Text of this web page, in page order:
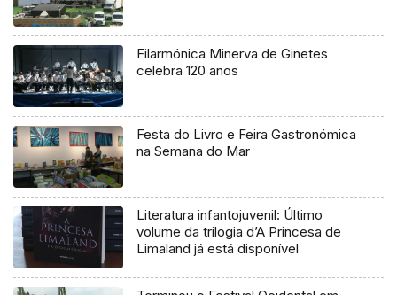
Filarmónica Minerva de Ginetes
celebra 120 anos
Festa do Livro e Feira Gastronómica
na Semana do Mar
Literatura infantojuvenil: Último
volume da trilogia d’A Princesa de
Limaland já está disponível